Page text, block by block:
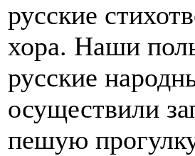
русские
хора. Наши
русские
осуществили
пешую